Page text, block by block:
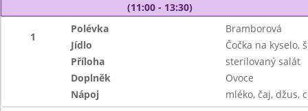
(11:00 - 13:30)
1
Polévka
Bramborová
Jídlo
Čočka na kyselo,
Příloha
sterilovaný salát
Doplněk
Ovoce
Nápoj
mléko, čaj, džus,